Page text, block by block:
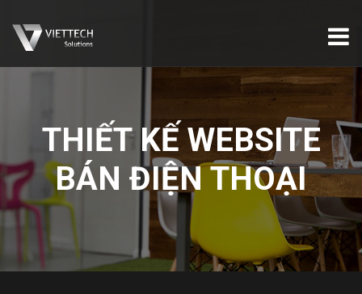
THIẾT KẾ WEBSITE
BÁN ĐIỆN THOẠI